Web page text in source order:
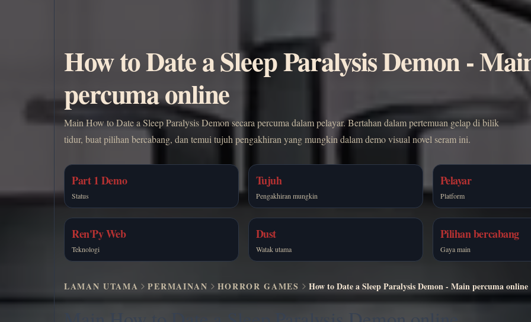
How to Date a Sleep Paralysis Demon -
percuma online
Main How to Date a Sleep Paralysis Demon secara percuma dalam pelayar. Bertahan dalam pertemuan gelap di bilik
tidur, buat pilihan bercabang, dan temui tujuh pengakhiran yang mungkin dalam demo visual novel seram ini.
Part 1 Demo
Status
Tujuh
Pengakhiran mungkin
Pelayar
Platform
Ren'Py Web
Teknologi
Dust
Watak utama
Pilihan bercabang
Gaya main
LAMAN UTAMA PERMAINAN HORROR GAMES How to Date a Sleep Paralysis Demon - Main percuma online